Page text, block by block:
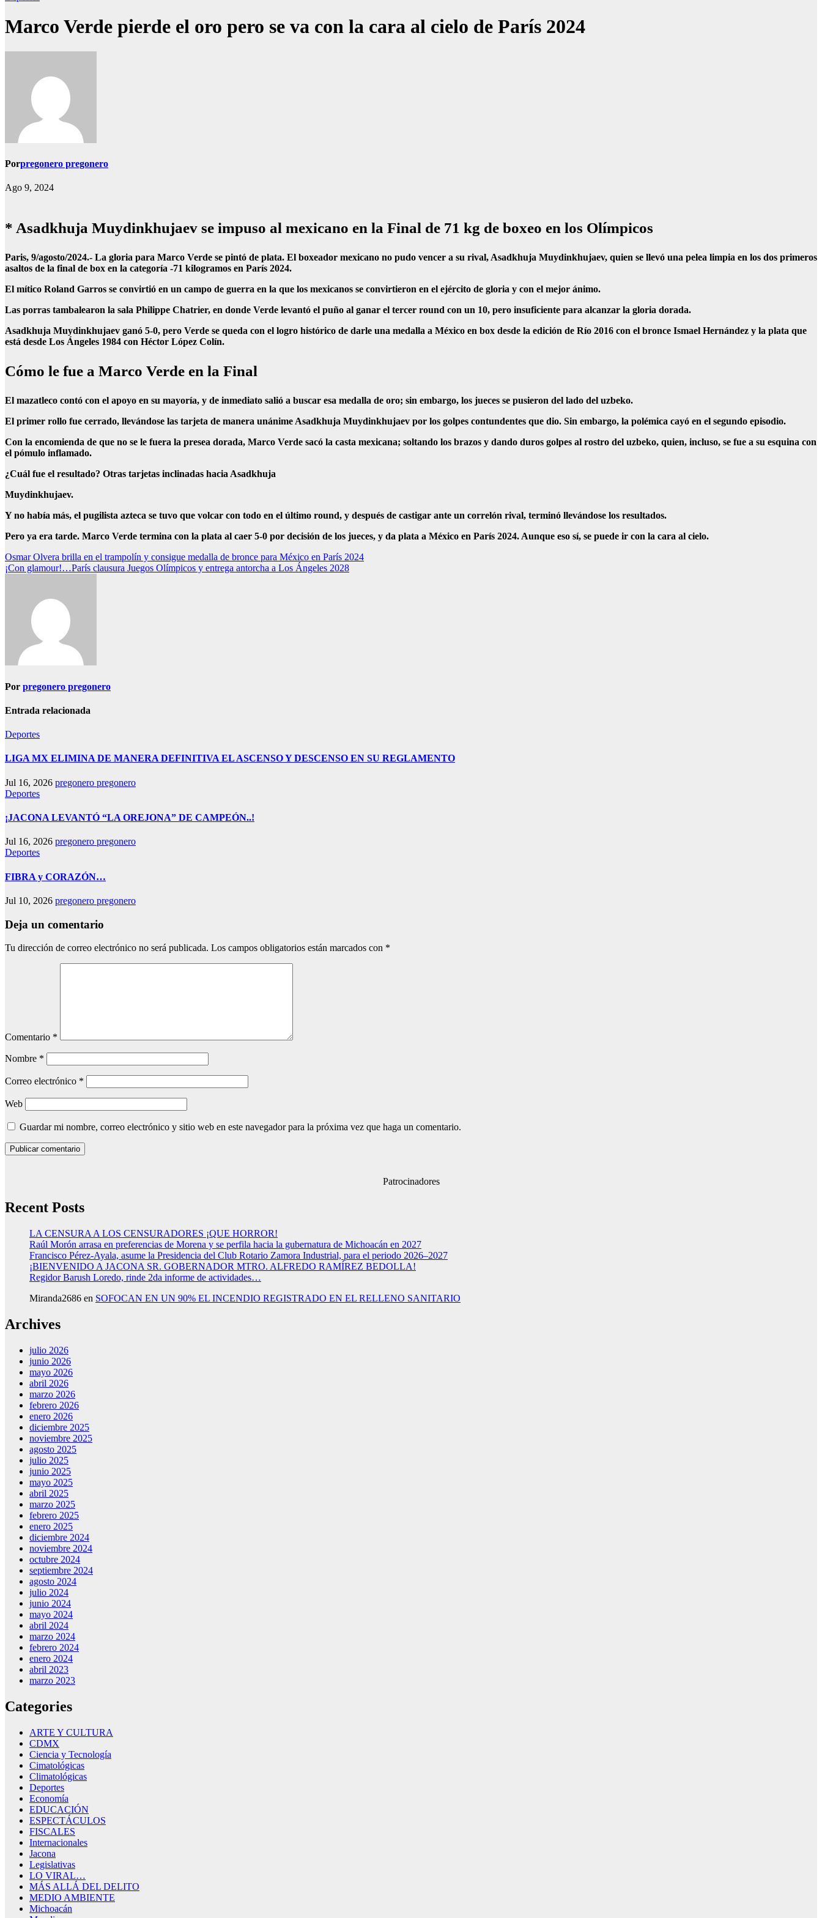
Marco Verde pierde el oro pero se va con la cara al cielo de París 2024
Porpregonero pregonero
Ago 9, 2024
* Asadkhuja Muydinkhujaev se impuso al mexicano en la Final de 71 kg de boxeo en los Olímpicos
Paris, 9/agosto/2024.- La gloria para Marco Verde se pintó de plata. El boxeador mexicano no pudo vencer a su rival, Asadkhuja Muydinkhujaev, quien se llevó una pelea limpia en los dos primeros
asaltos de la final de box en la categoría -71 kilogramos en París 2024.
El mítico Roland Garros se convirtió en un campo de guerra en la que los mexicanos se convirtieron en el ejército de gloria y con el mejor ánimo.
Las porras tambalearon la sala Philippe Chatrier, en donde Verde levantó el puño al ganar el tercer round con un 10, pero insuficiente para alcanzar la gloria dorada.
Asadkhuja Muydinkhujaev ganó 5-0, pero Verde se queda con el logro histórico de darle una medalla a México en box desde la edición de Río 2016 con el bronce Ismael Hernández y la plata que
está desde Los Ángeles 1984 con Héctor López Colín.
Cómo le fue a Marco Verde en la Final
El mazatleco contó con el apoyo en su mayoría, y de inmediato salió a buscar esa medalla de oro; sin embargo, los jueces se pusieron del lado del uzbeko.
El primer rollo fue cerrado, llevándose las tarjeta de manera unánime Asadkhuja Muydinkhujaev por los golpes contundentes que dio. Sin embargo, la polémica cayó en el segundo episodio.
Con la encomienda de que no se le fuera la presea dorada, Marco Verde sacó la casta mexicana; soltando los brazos y dando duros golpes al rostro del uzbeko, quien, incluso, se fue a su esquina con
el pómulo inflamado.
¿Cuál fue el resultado? Otras tarjetas inclinadas hacia Asadkhuja
Muydinkhujaev.
Y no había más, el pugilista azteca se tuvo que volcar con todo en el último round, y después de castigar ante un correlón rival, terminó llevándose los resultados.
Pero ya era tarde. Marco Verde termina con la plata al caer 5-0 por decisión de los jueces, y da plata a México en París 2024. Aunque eso sí, se puede ir con la cara al cielo.
Navegación
de
Osmar Olvera brilla en el trampolín y consigue medalla de bronce para México en París 2024
¡Con glamour!…París clausura Juegos Olímpicos y entrega antorcha a Los Ángeles 2028
Por pregonero pregonero
Entrada relacionada
Deportes
LIGA MX ELIMINA DE MANERA DEFINITIVA EL ASCENSO Y DESCENSO EN SU REGLAMENTO
Jul 16, 2026 pregonero pregonero
Deportes
¡JACONA LEVANTÓ “LA OREJONA” DE CAMPEÓN..!
Jul 16, 2026 pregonero pregonero
Deportes
FIBRA y CORAZÓN…
Jul 10, 2026 pregonero pregonero
Deja un comentario
Tu dirección de correo electrónico no será publicada. Los campos obligatorios están marcados con *
Comentario *
Nombre *
Correo electrónico *
Web
Guardar mi nombre, correo electrónico y sitio web en este navegador para la próxima vez que haga un comentario.
Patrocinadores
Recent Posts
LA CENSURA A LOS CENSURADORES ¡QUE HORROR!
Raúl Morón arrasa en preferencias de Morena y se perfila hacia la gubernatura de Michoacán en 2027
Francisco Pérez-Ayala, asume la Presidencia del Club Rotario Zamora Industrial, para el periodo 2026–2027
¡BIENVENIDO A JACONA SR. GOBERNADOR MTRO. ALFREDO RAMÍREZ BEDOLLA!
Regidor Barush Loredo, rinde 2da informe de actividades…
Miranda2686 en SOFOCAN EN UN 90% EL INCENDIO REGISTRADO EN EL RELLENO SANITARIO
Archives
julio 2026
junio 2026
mayo 2026
abril 2026
marzo 2026
febrero 2026
enero 2026
diciembre 2025
noviembre 2025
agosto 2025
julio 2025
junio 2025
mayo 2025
abril 2025
marzo 2025
febrero 2025
enero 2025
diciembre 2024
noviembre 2024
octubre 2024
septiembre 2024
agosto 2024
julio 2024
junio 2024
mayo 2024
abril 2024
marzo 2024
febrero 2024
enero 2024
abril 2023
marzo 2023
Categories
ARTE Y CULTURA
CDMX
Ciencia y Tecnología
Cimatológicas
Climatológicas
Deportes
Economía
EDUCACIÓN
ESPECTÁCULOS
FISCALES
Internacionales
Jacona
Legislativas
LO VIRAL…
MÁS ALLÁ DEL DELITO
MEDIO AMBIENTE
Michoacán